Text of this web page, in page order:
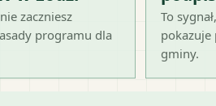
zaczniesz
programu dla
To
pokazuje
gminy.